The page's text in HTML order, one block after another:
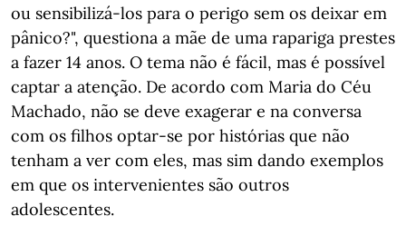
ou sensibilizá-los para o perigo sem os deixar em
pânico?", questiona a mãe de uma rapariga prestes
a fazer 14 anos. O tema não é fácil, mas é possível
captar a atenção. De acordo com Maria do Céu
Machado, não se deve exagerar e na conversa
com os filhos optar-se por histórias que não
tenham a ver com eles, mas sim dando exemplos
em que os intervenientes são outros
adolescentes.